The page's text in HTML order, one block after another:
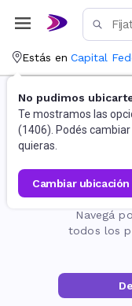
Estás en Capital
No pudimos
Te mostramos las
(1406). Podés
quieras.
cambiar ubicación
La
Navegá
todos los